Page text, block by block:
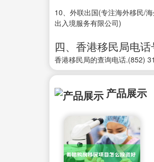
10、外联出国(专注海外移民/
出入境服务有限公司)
四、香港移民局电
香港移民局的查询电话.(852)
产品展示